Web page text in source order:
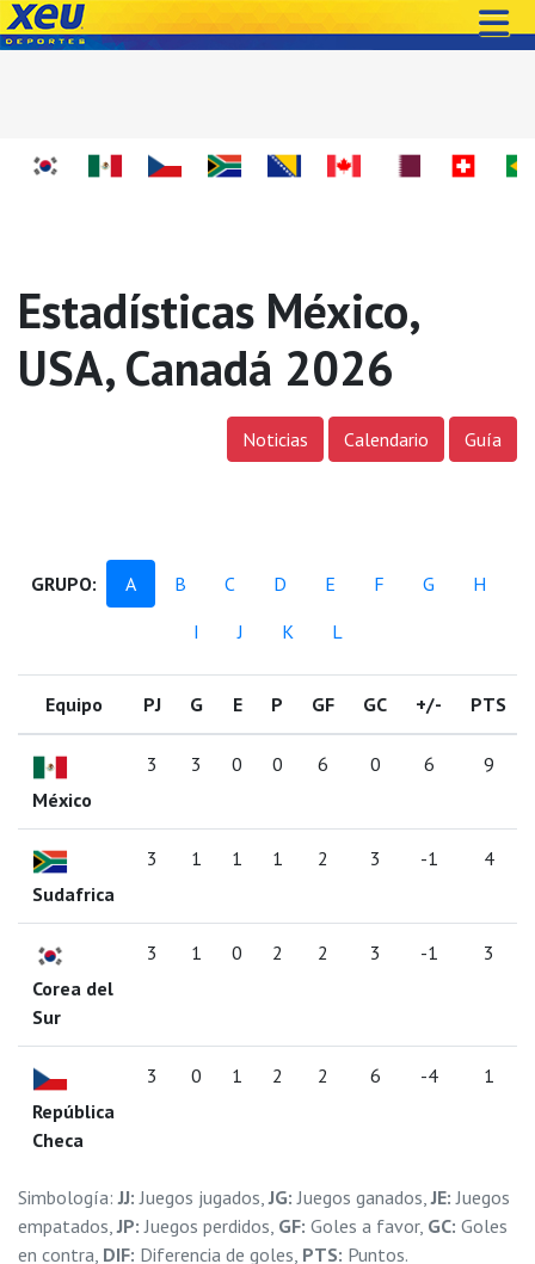
Estadísticas México,
USA, Canadá 2026
Noticias Calendario Guía
GRUPO: A B C D E F G
H
I
J K L
Simbología:JJ: Juegos jugados,JG: Juegos ganados,JE: Juegos
empatados,JP: Juegos perdidos, GF: Goles a favor, GC: Goles
en contra, DIF: Diferencia de goles, PTS: Puntos.
Equipo PJ G E P GF GC +/- PTS
México
3 3 0 0 6 0 6 9
Sudafrica
3 1 1 1 2 3 -1 4
Corea del
Sur
3 1 0 2 2 3 -1 3
República
Checa
3 0 1 2 2 6 -4 1